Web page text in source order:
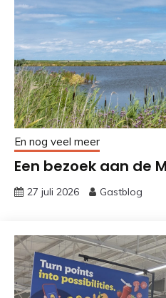
En nog veel meer
Een bezoek aan de
27 juli 2026 Gastblog